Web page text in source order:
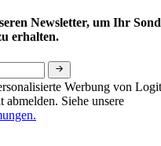
Newsletter, um Ihr
erhalten.
Werbung von
abmelden. Siehe unsere